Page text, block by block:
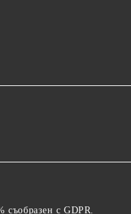
съобразен с GDPR.